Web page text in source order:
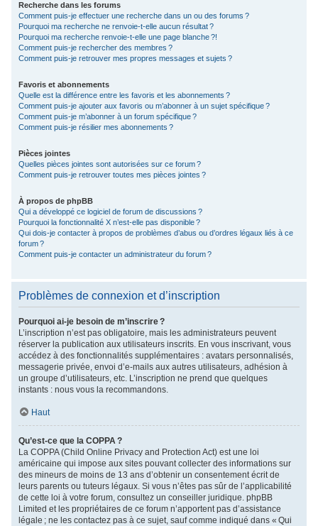
Recherche dans les forums
Comment puis-je effectuer une recherche dans un ou des forums ?
Pourquoi ma recherche ne renvoie-t-elle aucun résultat ?
Pourquoi ma recherche renvoie-t-elle une page blanche ?!
Comment puis-je rechercher des membres ?
Comment puis-je retrouver mes propres messages et sujets ?
Favoris et abonnements
Quelle est la différence entre les favoris et les abonnements ?
Comment puis-je ajouter aux favoris ou m’abonner à un sujet spécifique ?
Comment puis-je m’abonner à un forum spécifique ?
Comment puis-je résilier mes abonnements ?
Pièces jointes
Quelles pièces jointes sont autorisées sur ce forum ?
Comment puis-je retrouver toutes mes pièces jointes ?
À propos de phpBB
Qui a développé ce logiciel de forum de discussions ?
Pourquoi la fonctionnalité X n’est-elle pas disponible ?
Qui dois-je contacter à propos de problèmes d’abus ou d’ordres légaux liés à ce
forum ?
Comment puis-je contacter un administrateur du forum ?
Problèmes de connexion et d’inscription
Pourquoi ai-je besoin de m’inscrire ?
L’inscription n’est pas obligatoire, mais les administrateurs peuvent
réserver la publication aux utilisateurs inscrits. En vous inscrivant, vous
accédez à des fonctionnalités supplémentaires : avatars personnalisés,
messagerie privée, envoi d’e-mails aux autres utilisateurs, adhésion à
un groupe d’utilisateurs, etc. L’inscription ne prend que quelques
instants : nous vous la recommandons.
Haut
Qu’est-ce que la COPPA ?
La COPPA (Child Online Privacy and Protection Act) est une loi
américaine qui impose aux sites pouvant collecter des informations sur
des mineurs de moins de 13 ans d’obtenir un consentement écrit de
leurs parents ou tuteurs légaux. Si vous n’êtes pas sûr de l’applicabilité
de cette loi à votre forum, consultez un conseiller juridique. phpBB
Limited et les propriétaires de ce forum n’apportent pas d’assistance
légale ; ne les contactez pas à ce sujet, sauf comme indiqué dans « Qui